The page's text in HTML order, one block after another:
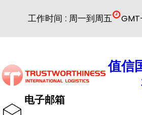
内
工作时间 : 周一到周五
值信
电子邮箱